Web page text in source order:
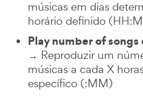
músicas em dias
horário definido
Play number of
→ Reproduzir um
músicas a cada X
específico (:MM)